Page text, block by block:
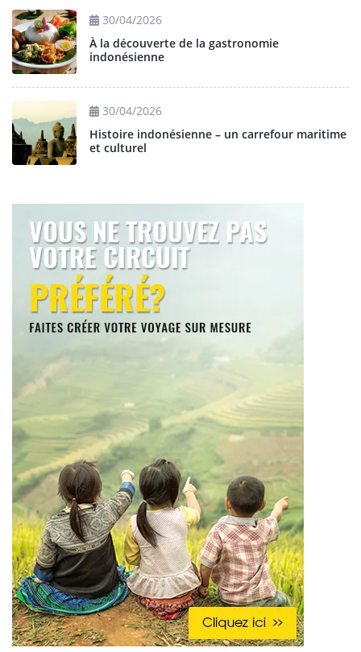
30/04/2026
À la découverte de la gastronomie
indonésienne
30/04/2026
Histoire indonésienne – un carrefour maritime
et culturel